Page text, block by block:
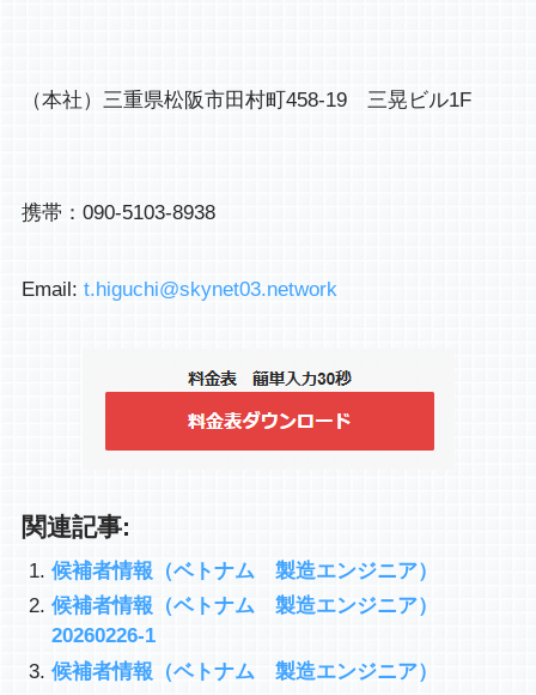
（本社）三重県松阪市田村町458-19 三晃ビル1F
携帯：090-5103-8938
Email: t.higuchi@skynet03.network
関連記事:
候補者情報（ベトナム 製造エンジニア）
候補者情報（ベトナム 製造エンジニア）
20260226-1
候補者情報（ベトナム 製造エンジニア）